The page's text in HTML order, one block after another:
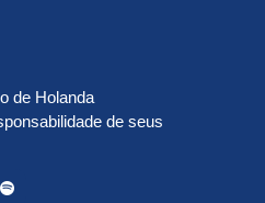
de Holanda
de seus